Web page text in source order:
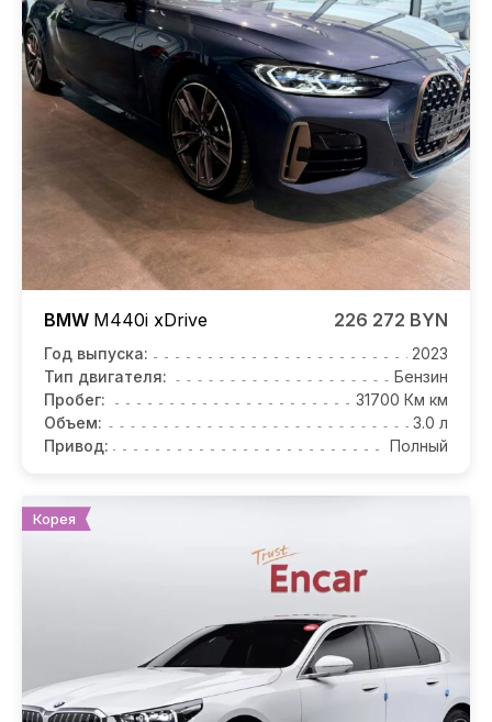
BMW M440i xDrive 226 272 BYN
Год выпуска:
2023
Тип двигателя:
Бензин
Пробег:
31700 Км км
Объем:
3.0 л
Привод:
Полный
Корея